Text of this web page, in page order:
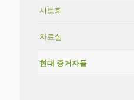
시토회
자료실
현대 증거자들